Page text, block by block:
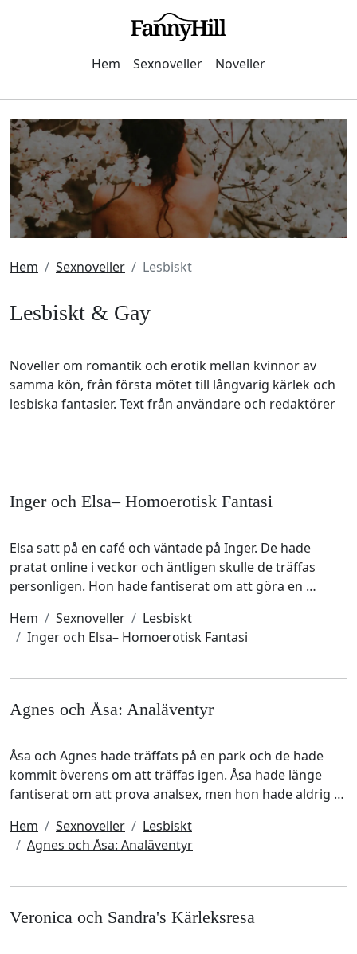
Hem Sexnoveller Noveller
Hem Sexnoveller Lesbiskt
Lesbiskt & Gay
Noveller om romantik och erotik mellan kvinnor av
samma kön, från första mötet till långvarig kärlek och
lesbiska fantasier. Text från användare och redaktörer
Inger och Elsa– Homoerotisk Fantasi
Elsa satt på en café och väntade på Inger. De hade
pratat online i veckor och äntligen skulle de träffas
personligen. Hon hade fantiserat om att göra en …
Hem
Sexnoveller
Lesbiskt
Inger och Elsa– Homoerotisk Fantasi
Agnes och Åsa: Analäventyr
Åsa och Agnes hade träffats på en park och de hade
kommit överens om att träffas igen. Åsa hade länge
fantiserat om att prova analsex, men hon hade aldrig …
Hem
Sexnoveller
Lesbiskt
Agnes och Åsa: Analäventyr
Veronica och Sandra's Kärleksresa